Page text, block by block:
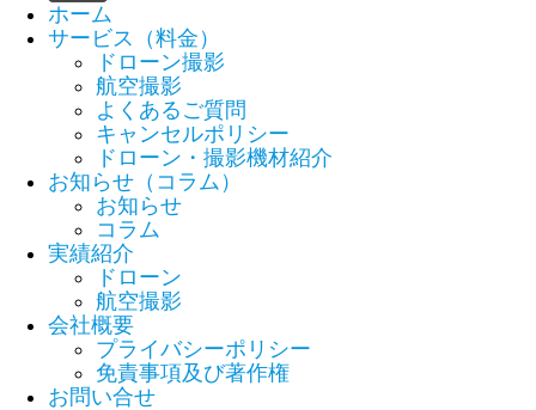
ホーム
サービス（料金）
ドローン撮影
航空撮影
よくあるご質問
キャンセルポリシー
ドローン・撮影機材紹介
お知らせ（コラム）
お知らせ
コラム
実績紹介
ドローン
航空撮影
会社概要
プライバシーポリシー
免責事項及び著作権
お問い合せ